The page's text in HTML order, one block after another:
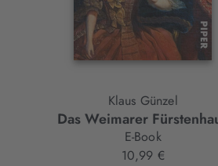
Klaus Günzel
Das Weimarer
E-Book
10,99 €